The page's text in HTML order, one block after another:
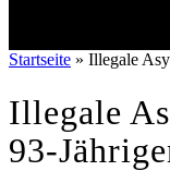
Startseite » Illegale
Illegale
93-